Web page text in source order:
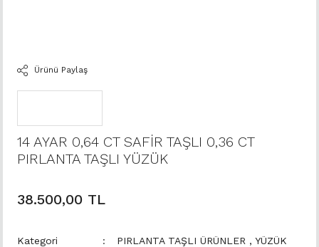
Ürünü Paylaş
14 AYAR 0,64 CT SAFİR TAŞLI 0,36 CT
PIRLANTA TAŞLI YÜZÜK
38.500,00 TL
Kategori PIRLANTA TAŞLI ÜRÜNLER , YÜZÜK